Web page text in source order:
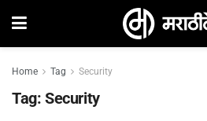
Home Tag Security
Tag: Security